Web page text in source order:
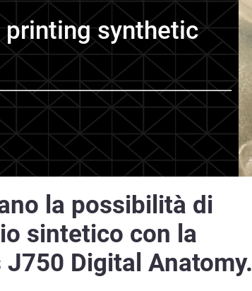
synthetic
la possibilità di
sintetico con la
Digital Anatomy.